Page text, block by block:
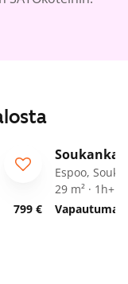
799 €
Espoo,
29 m² · 1h+kk